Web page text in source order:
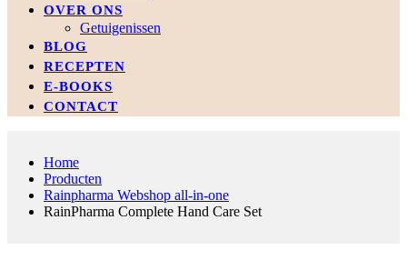
OVER ONS
Getuigenissen
BLOG
RECEPTEN
E-BOOKS
CONTACT
Home
Producten
Rainpharma Webshop all-in-one
RainPharma Complete Hand Care Set